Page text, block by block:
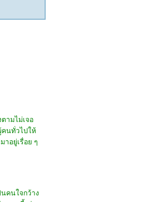
ามไม่เจอ
นทั่วไปให้
อยู่เรื่อย ๆ
คนใจกว้าง